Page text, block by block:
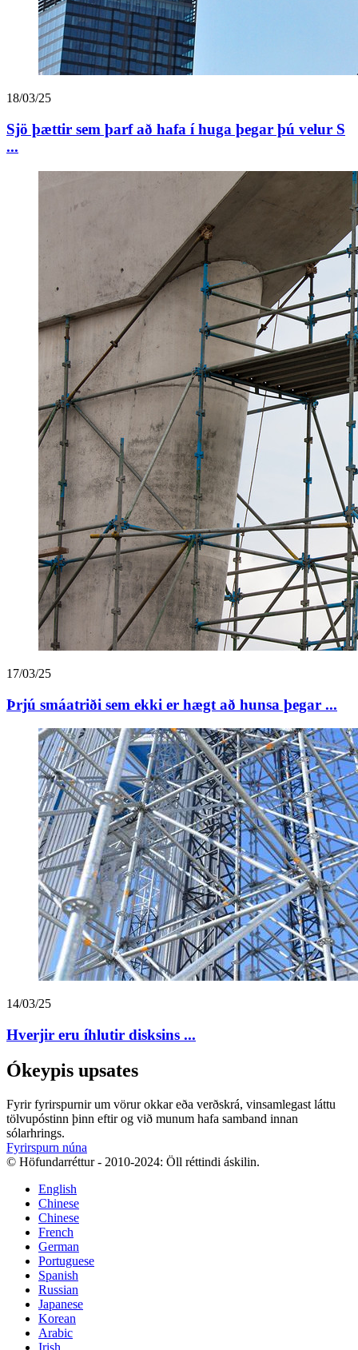
18/03/25
Sjö þættir sem þarf að hafa í huga þegar þú velur S
...
17/03/25
Þrjú smáatriði sem ekki er hægt að hunsa þegar ...
14/03/25
Hverjir eru íhlutir disksins ...
Ókeypis upsates
Fyrir fyrirspurnir um vörur okkar eða verðskrá, vinsamlegast láttu
tölvupóstinn þinn eftir og við munum hafa samband innan
sólarhrings.
Fyrirspurn núna
© Höfundarréttur - 2010-2024: Öll réttindi áskilin.
English
Chinese
Chinese
French
German
Portuguese
Spanish
Russian
Japanese
Korean
Arabic
Irish